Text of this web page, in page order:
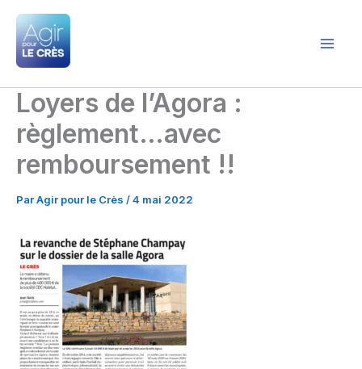
Aller
contenu
Loyers de l’Agora :
règlement…avec
remboursement !!
ParAgir pour le Crès /4 mai 2022